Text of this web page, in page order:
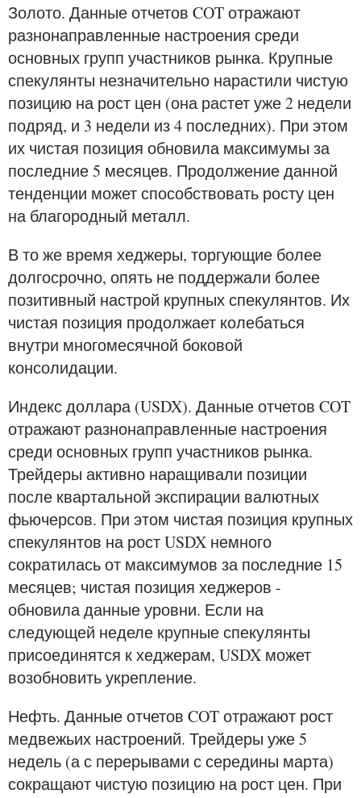
Золото. Данные отчетов COT отражают
разнонаправленные настроения среди
основных групп участников рынка. Крупные
спекулянты незначительно нарастили чистую
позицию на рост цен (она растет уже 2 недели
подряд, и 3 недели из 4 последних). При этом
их чистая позиция обновила максимумы за
последние 5 месяцев. Продолжение данной
тенденции может способствовать росту цен
на благородный металл.
В то же время хеджеры, торгующие более
долгосрочно, опять не поддержали более
позитивный настрой крупных спекулянтов. Их
чистая позиция продолжает колебаться
внутри многомесячной боковой
консолидации.
Индекс доллара (USDX). Данные отчетов COT
отражают разнонаправленные настроения
среди основных групп участников рынка.
Трейдеры активно наращивали позиции
после квартальной экспирации валютных
фьючерсов. При этом чистая позиция крупных
спекулянтов на рост USDX немного
сократилась от максимумов за последние 15
месяцев; чистая позиция хеджеров -
обновила данные уровни. Если на
следующей неделе крупные спекулянты
присоединятся к хеджерам, USDX может
возобновить укрепление.
Нефть. Данные отчетов COT отражают рост
медвежьих настроений. Трейдеры уже 5
недель (а с перерывами с середины марта)
сокращают чистую позицию на рост цен. При